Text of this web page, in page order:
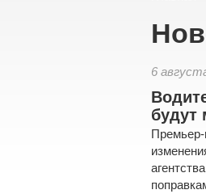
6
будут
Премьер-